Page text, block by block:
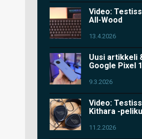
Video:
All-Wood
13.4.2026
Uusi artikkeli
Google Pixel
9.3.2026
Video:
Kithara -
11.2.2026